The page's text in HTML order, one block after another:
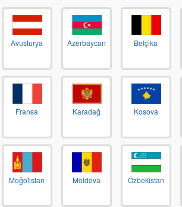
Avusturya Azerbaycan Belçi̇ka
Fransa Karadağ Kosova
Moğoli̇stan Moldova Özbeki̇stan